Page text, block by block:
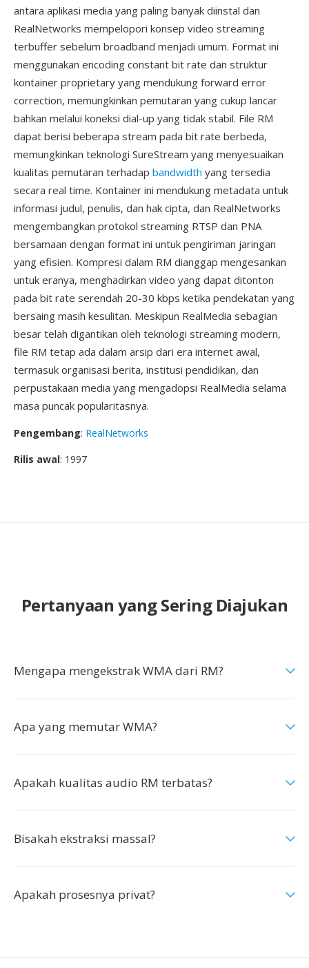
antara aplikasi media yang paling banyak diinstal dan
RealNetworks mempelopori konsep video streaming
terbuffer sebelum broadband menjadi umum. Format ini
menggunakan encoding constant bit rate dan struktur
kontainer proprietary yang mendukung forward error
correction, memungkinkan pemutaran yang cukup lancar
bahkan melalui koneksi dial-up yang tidak stabil. File RM
dapat berisi beberapa stream pada bit rate berbeda,
memungkinkan teknologi SureStream yang menyesuaikan
kualitas pemutaran terhadap bandwidth yang tersedia
secara real time. Kontainer ini mendukung metadata untuk
informasi judul, penulis, dan hak cipta, dan RealNetworks
mengembangkan protokol streaming RTSP dan PNA
bersamaan dengan format ini untuk pengiriman jaringan
yang efisien. Kompresi dalam RM dianggap mengesankan
untuk eranya, menghadirkan video yang dapat ditonton
pada bit rate serendah 20-30 kbps ketika pendekatan yang
bersaing masih kesulitan. Meskipun RealMedia sebagian
besar telah digantikan oleh teknologi streaming modern,
file RM tetap ada dalam arsip dari era internet awal,
termasuk organisasi berita, institusi pendidikan, dan
perpustakaan media yang mengadopsi RealMedia selama
masa puncak popularitasnya.
Pengembang: RealNetworks
Rilis awal: 1997
Pertanyaan yang Sering Diajukan
Mengapa mengekstrak WMA dari RM?
Apa yang memutar WMA?
Apakah kualitas audio RM terbatas?
Bisakah ekstraksi massal?
Apakah prosesnya privat?